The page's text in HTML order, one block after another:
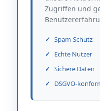
Zugriffen und
Spam-Schutz
Echte Nutzer
Sichere Daten
DSGVO-